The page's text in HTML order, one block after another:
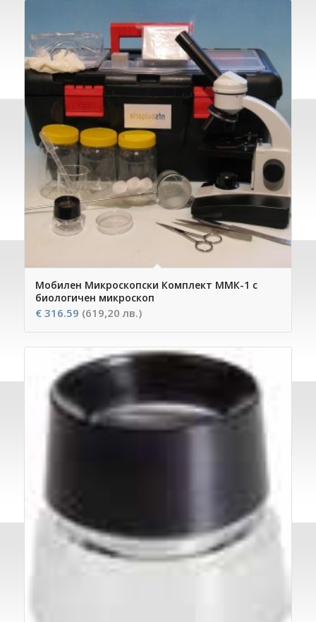
Мобилен Микроскопски Комплект ММК-1 с
биологичен микроскоп
€316.59 (619,20 лв.)